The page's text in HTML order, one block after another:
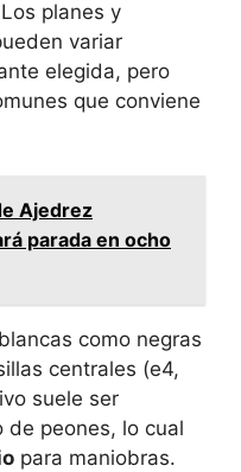
planes y
variar
elegida, pero
que conviene
Ajedrez
parada en ocho
como negras
centrales (e4,
suele ser
peones, lo cual
para maniobras.